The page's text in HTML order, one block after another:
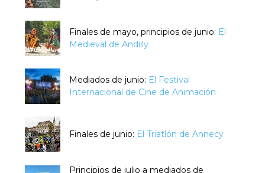
Finales de mayo, principios de junio: El
Medieval de Andilly
Mediados de junio: El Festival
Internacional de Cine de Animación
Finales de junio: El Triatlón de Annecy
Principios de julio a mediados de